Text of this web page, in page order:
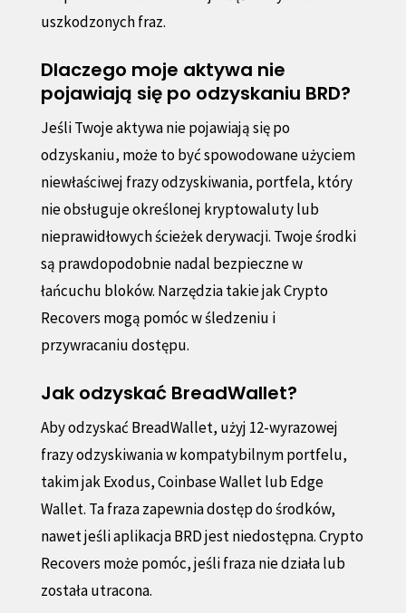
uszkodzonych fraz.
Dlaczego moje aktywa nie
pojawiają się po odzyskaniu BRD?
Jeśli Twoje aktywa nie pojawiają się po
odzyskaniu, może to być spowodowane użyciem
niewłaściwej frazy odzyskiwania, portfela, który
nie obsługuje określonej kryptowaluty lub
nieprawidłowych ścieżek derywacji. Twoje środki
są prawdopodobnie nadal bezpieczne w
łańcuchu bloków. Narzędzia takie jak Crypto
Recovers mogą pomóc w śledzeniu i
przywracaniu dostępu.
Jak odzyskać BreadWallet?
Aby odzyskać BreadWallet, użyj 12-wyrazowej
frazy odzyskiwania w kompatybilnym portfelu,
takim jak Exodus, Coinbase Wallet lub Edge
Wallet. Ta fraza zapewnia dostęp do środków,
nawet jeśli aplikacja BRD jest niedostępna. Crypto
Recovers może pomóc, jeśli fraza nie działa lub
została utracona.